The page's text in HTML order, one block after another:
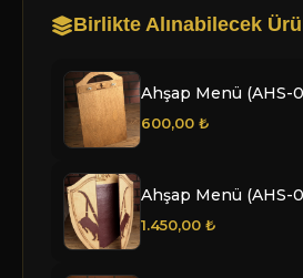
Birlikte Alınabilecek
Ahşap Menü (AHS-
600,00 ₺
Ahşap Menü (AHS-
1.450,00 ₺